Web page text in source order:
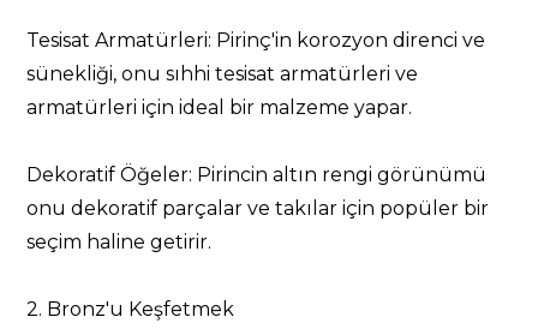
Tesisat Armatürleri: Pirinç'in korozyon direnci ve
sünekliği, onu sıhhi tesisat armatürleri ve
armatürleri için ideal bir malzeme yapar.
Dekoratif Öğeler: Pirincin altın rengi görünümü
onu dekoratif parçalar ve takılar için popüler bir
seçim haline getirir.
2. Bronz'u Keşfetmek